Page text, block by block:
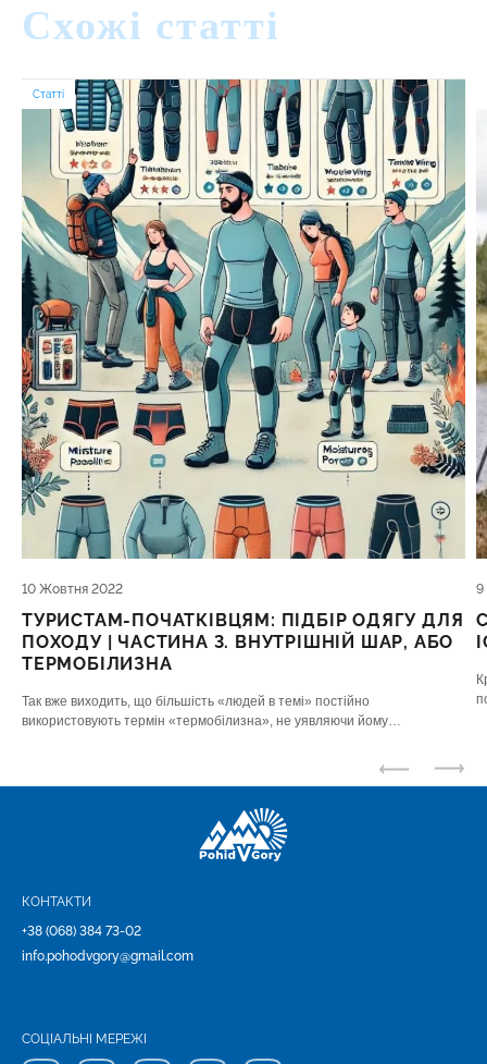
Схожі статті
Статті
10 Жовтня 2022
ТУРИСТАМ-ПОЧАТКІВЦЯМ: ПІДБІР ОДЯГУ ДЛЯ
ПОХОДУ | ЧАСТИНА 3. ВНУТРІШНІЙ ШАР, АБО
ТЕРМОБІЛИЗНА
Так вже виходить, що більшість «людей в темі» постійно
використовують термін «термобілизна», не уявляючи йому
9
КОНТАКТИ
+38 (068) 384 73-02
info.pohodvgory@gmail.com
СОЦІАЛЬНІ МЕРЕЖІ